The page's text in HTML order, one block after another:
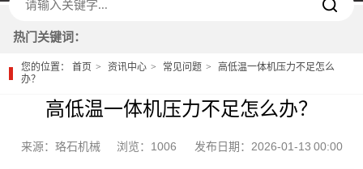
热门关键词：
您的位置：首页 资讯中心 常见问题
高低温一体机压力不足怎么
办？
高低温一体机压力不足怎么办？
来源：珞石机械 浏览：1006 发布日期：2026-01-13 00:00